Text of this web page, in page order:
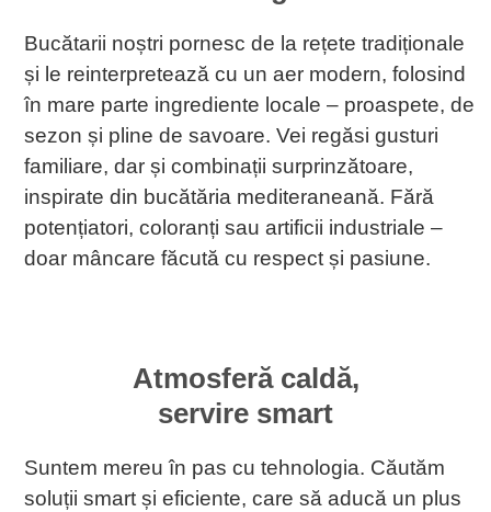
Bucătarii noștri pornesc de la rețete tradiționale
și le reinterpretează cu un aer modern, folosind
în mare parte ingrediente locale – proaspete, de
sezon și pline de savoare. Vei regăsi gusturi
familiare, dar și combinații surprinzătoare,
inspirate din bucătăria mediteraneană. Fără
potențiatori, coloranți sau artificii industriale –
doar mâncare făcută cu respect și pasiune.
Atmosferă caldă,
servire smart
Suntem mereu în pas cu tehnologia. Căutăm
soluții smart și eficiente, care să aducă un plus